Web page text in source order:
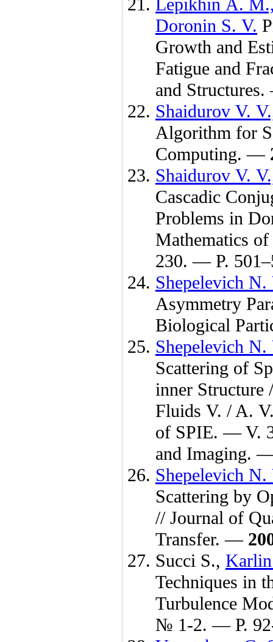
Lepikhin A.
Doronin S. V.
Growth and
Fatigue and
and
Shaidurov V.
Algorithm for
Computing. —
Shaidurov V.
Cascadic
Problems in
Mathematics
230. — P. 5
Shepelevich N.
Asymmetry
Biological
Shepelevich N.
Scattering of
inner
Fluids V. / A.
of SPIE. — V.
and Imaging.
Shepelevich N.
Scattering by
// Journal of
Transfer. —
Succi S.,
Techniques in
Turbulence
№ 1-2. — Р.